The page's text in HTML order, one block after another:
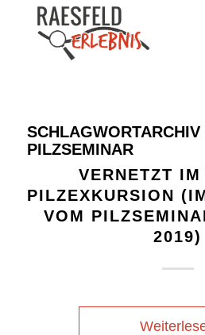
SCHLAGWORTARCHIV
PILZSEMINAR
VERNETZT
PILZEXKURSION
VOM
2019)